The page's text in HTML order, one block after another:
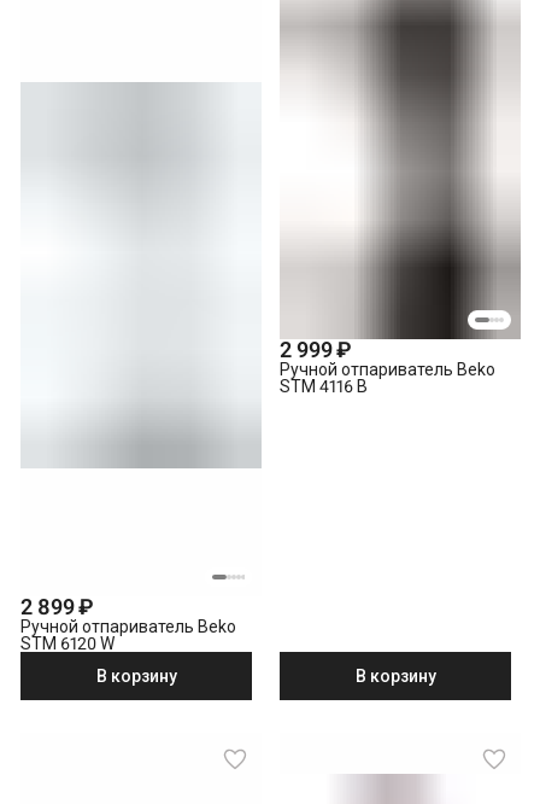
2 899 ₽
Ручной отпариватель Beko
STM 6120 W
В корзину
2 999 ₽
Ручной отпариватель Beko
STM 4116 B
В корзину